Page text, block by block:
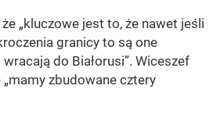
„kluczowe jest to, że nawet jeśli
granicy to są one
do Białorusi”. Wiceszef
„mamy zbudowane cztery